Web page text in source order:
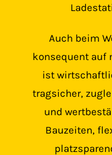
Auch beim
konsequent auf
ist
tragsicher,
und
Bauzeiten,